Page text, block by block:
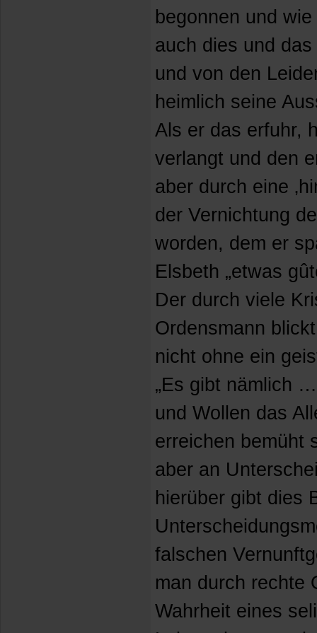
begonnen und
auch dies und
und von den
heimlich seine
Als er das erfuhr,
verlangt und den
aber durch eine
der Vernichtung
worden, dem er
Elsbeth „etwas
Der durch viele
Ordensmann
nicht ohne ein
„Es gibt nämlich
und Wollen das
erreichen bemüht
aber an
hierüber gibt dies
falschen
man durch rechte
Wahrheit eines